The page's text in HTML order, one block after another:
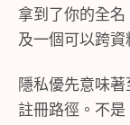
拿到了你的全
及一個可以跨資
隱私優先意味
註冊路徑。不